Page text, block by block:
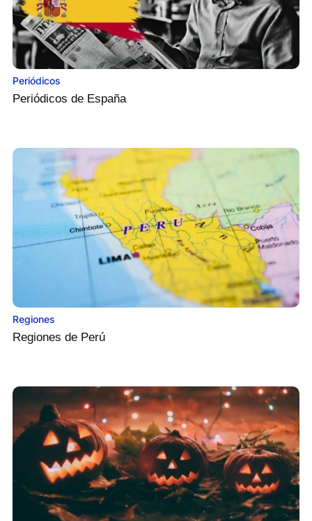
Periódicos
Periódicos de España
Regiones
Regiones de Perú